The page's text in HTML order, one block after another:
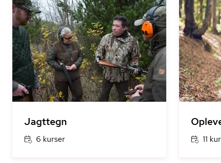
Jagttegn
6 kurser 11